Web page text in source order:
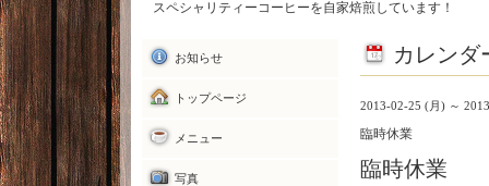
スペシャリティーコーヒーを自家焙煎しています！
カレンダ
2013-02-25 (月) ～
臨時休業
臨時休業
お知らせ
トップページ
メニュー
写真